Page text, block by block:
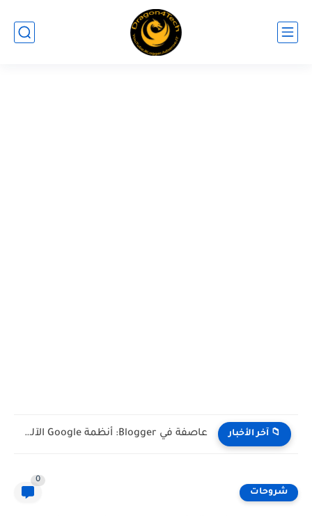
📁 آخر الأخبار عاصفة في Blogger: أنظمة Google الآلية تغلق مئات المدونات بالخطأ...
شروحات
0